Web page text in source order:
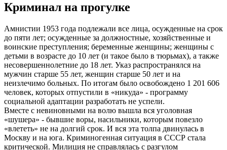
Криминал на прогулке
Амнистии 1953 года подлежали все лица, осужденные на срок
до пяти лет; осужденные за должностные, хозяйственные и
воинские преступления; беременные женщины; женщины с
детьми в возрасте до 10 лет (и такое было в тюрьмах), а также
несовершеннолетние до 18 лет. Указ распространялся на
мужчин старше 55 лет, женщин старше 50 лет и на
неизлечимо больных. По итогам было освобождено 1 201 606
человек, которых отпустили в «никуда» - программу
социальной адаптации разработать не успели.
Вместе с невиновными на волю вышла вся уголовная
«шушера» - бывшие воры, насильники, которым повезло
«влететь» не на долгий срок. И вся эта толпа двинулась в
Москву и на юга. Криминогенная ситуация в СССР стала
критической. Милиция не справлялась с разгулом